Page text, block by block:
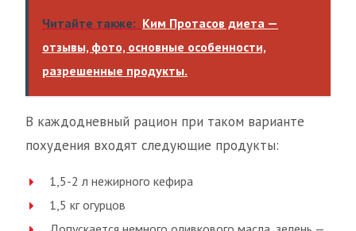
Читайте также: Ким Протасов диета —
отзывы, фото, основные особенности,
разрешенные продукты.
В каждодневный рацион при таком варианте
похудения входят следующие продукты:
1,5-2 л нежирного кефира
1,5 кг огурцов